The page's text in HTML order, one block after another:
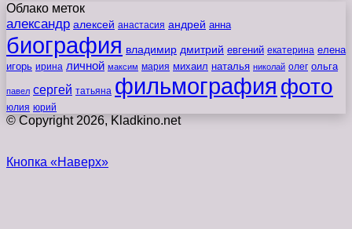
Облако меток
александр алексей анастасия андрей анна
биография владимир дмитрий евгений екатерина елена
игорь ирина личной максим мария михаил наталья николай олег ольга
павел сергей татьяна фильмография фото
юлия юрий
© Copyright 2026, Kladkino.net
Кнопка «Наверх»